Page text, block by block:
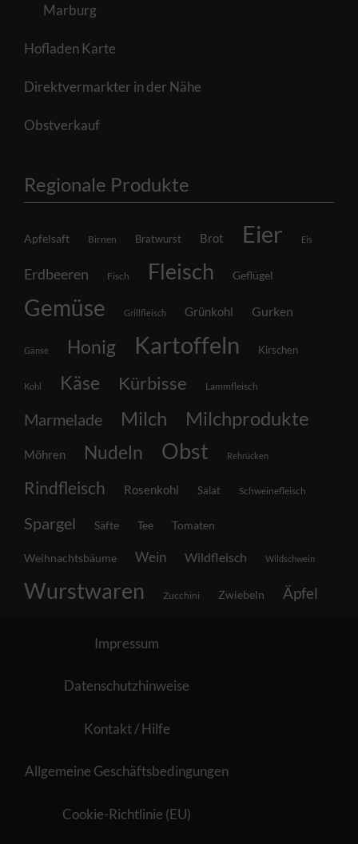
Marburg
Hofladen Karte
Direktvermarkter in der Nähe
Obstverkauf
Regionale Produkte
Apfelsaft Birnen Bratwurst Brot Eier Eis
Erdbeeren Fisch Fleisch Geflügel
Gemüse Grillfleisch Grünkohl Gurken
Gänse Honig Kartoffeln Kirschen
Kohl Käse Kürbisse Lammfleisch
Marmelade Milch Milchprodukte
Möhren Nudeln Obst Rehrücken
Rindfleisch Rosenkohl Salat Schweinefleisch
Spargel Säfte Tee Tomaten
Weihnachtsbäume Wein Wildfleisch Wildschwein
Wurstwaren Zucchini Zwiebeln Äpfel
Impressum
Datenschutzhinweise
Kontakt / Hilfe
Allgemeine Geschäftsbedingungen
Cookie-Richtlinie (EU)